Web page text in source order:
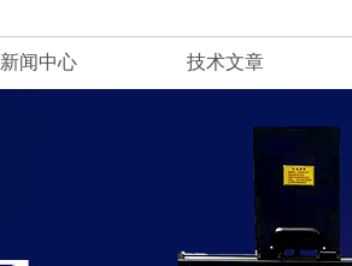
新闻中心 技术文章